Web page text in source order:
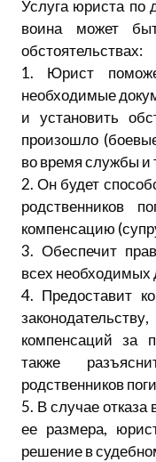
Услуга юриста по
воина может
обстоятельствах:
1. Юрист
необходимые
и установить
произошло
во время службы и
2. Он будет
родственников
компенсацию
3. Обеспечит
всех необходимых
4. Предоставит
компенсаций за
также
родственников
5. В случае
ее размера,
решение в